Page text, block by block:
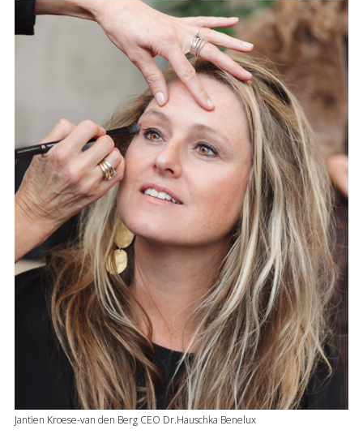
Jantien Kroese-van den Berg CEO Dr.Hauschka Benelux